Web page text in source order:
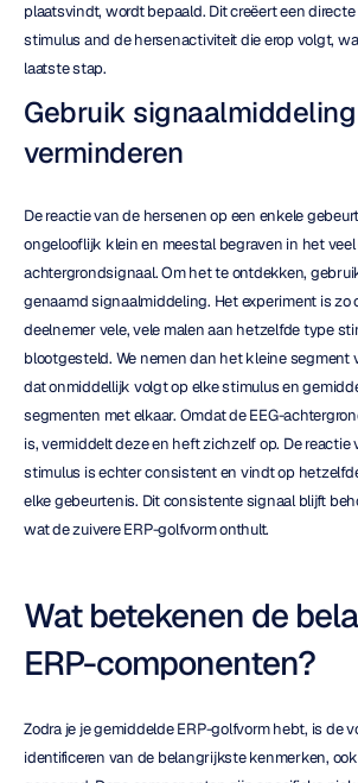
plaatsvindt, wordt bepaald. Dit creëert een
stimulus and de hersenactiviteit die erop volgt,
laatste stap.
Gebruik
verminderen
De reactie van de hersenen op een enkele
ongelooflijk klein en meestal begraven in het veel
achtergrondsignaal. Om het te ontdekken,
genaamd signaalmiddeling. Het experiment is zo
deelnemer vele, vele malen aan hetzelfde type
blootgesteld. We nemen dan het kleine segment
dat onmiddellijk volgt op elke stimulus en
segmenten met elkaar. Omdat de EEG-
is, vermiddelt deze en heft zichzelf op. De reactie
stimulus is echter consistent en vindt op
elke gebeurtenis. Dit consistente signaal blijft
wat de zuivere ERP-golfvorm onthult.
Wat betekenen de
ERP-componenten?
Zodra je je gemiddelde ERP-golfvorm hebt, is de
identificeren van de belangrijkste kenmerken,